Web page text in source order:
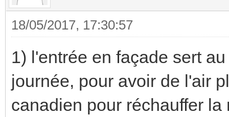
18/05/2017, 17:30:57
1) l'entrée en façade sert
journée, pour avoir de l'air
canadien pour réchauffer